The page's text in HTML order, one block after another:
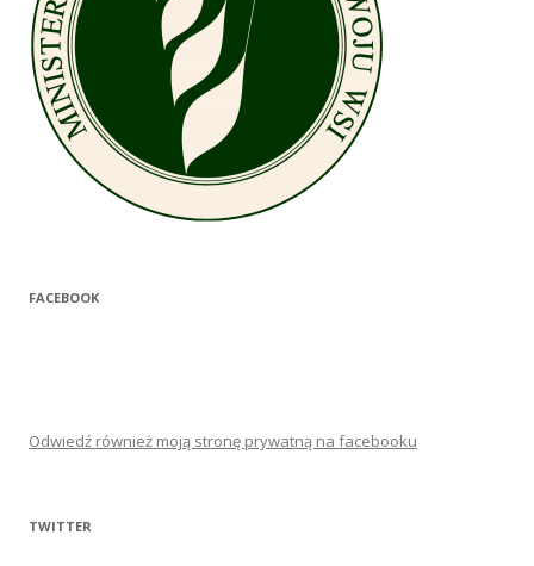
FACEBOOK
Odwiedź również moją stronę prywatną na facebooku
TWITTER